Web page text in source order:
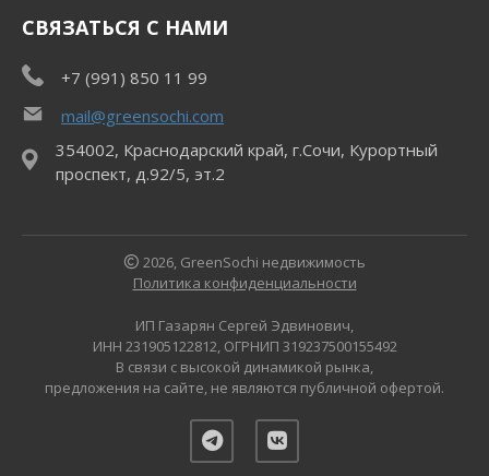
СВЯЗАТЬСЯ С НАМИ
+7 (991) 850 11 99
mail@greensochi.com
354002, Краснодарский край, г.Сочи, Курортный
проспект, д.92/5, эт.2
2026, GreenSochi недвижимость
Политика конфиденциальности
ИП Газарян Сергей Эдвинович,
ИНН 231905122812, ОГРНИП 319237500155492
В связи с высокой динамикой рынка,
предложения на сайте, не являются публичной офертой.